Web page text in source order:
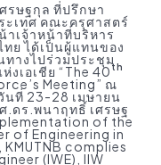
รษฐกุล ที่ปรึกษา
เทศ คณะครุศาสตร์
เจ้าหน้าที่บริหาร
ย ได้เป็นผู้แทนของ
ทางไปร่วมประชุม
เอเชีย “The 40th
Meeting” ณ
นที่ 23-28 เมษายน
.ดร.พนาฤทธิ์ เศรษฐ
of the
of Engineering in
complies
(IWE), IIW